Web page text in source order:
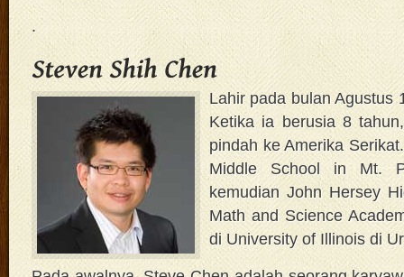
.
Lahir pada bulan Agustus
Ketika ia berusia 8
pindah ke Amerika
Middle School in Mt.
kemudian John Hersey
Math and Science
di University of Illinois di